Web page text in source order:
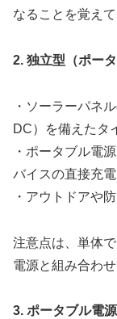
なることを覚え
2. 独立型（ポー
・ソーラーパネ
DC）を備えたタ
・ポータブル電
バイスの直接充
・アウトドアや
注意点は、単体
電源と組み合わ
3. ポータブル電